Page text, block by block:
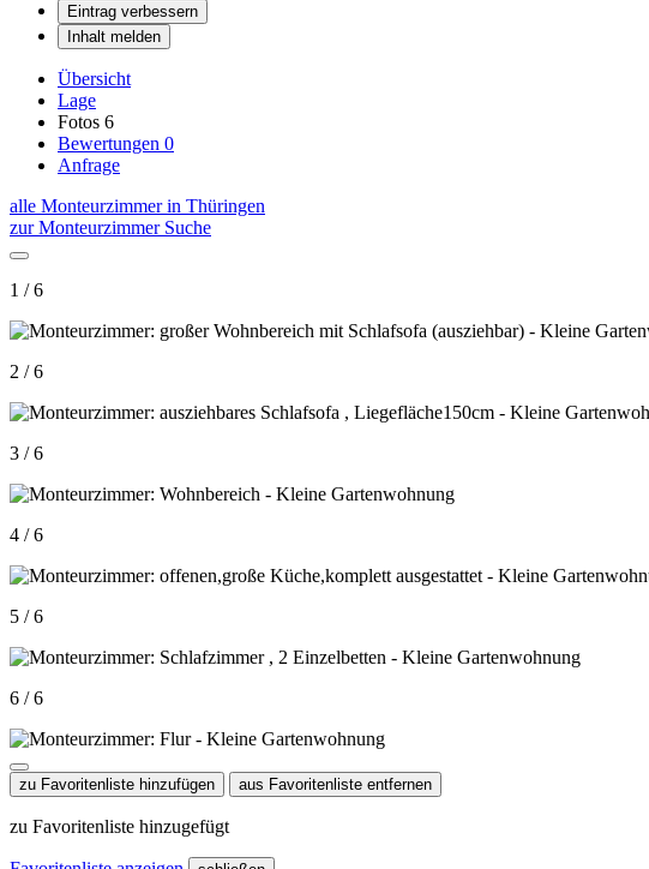
Eintrag verbessern
Inhalt melden
Übersicht
Lage
Fotos 6
Bewertungen 0
Anfrage
alle Monteurzimmer in Thüringen
zur Monteurzimmer Suche
1 / 6
2 / 6
3 / 6
4 / 6
5 / 6
6 / 6
zu Favoritenliste hinzufügen aus Favoritenliste entfernen
zu Favoritenliste hinzugefügt